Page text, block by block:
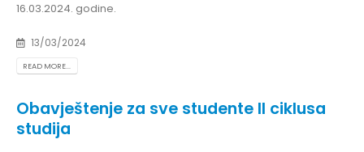
16.03.2024. godine.
13/03/2024
READ MORE...
Obavještenje za sve studente II ciklusa
studija